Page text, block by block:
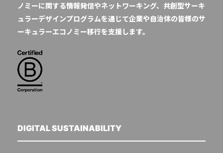
ノミーに関する情報発信やネットワーキング、共創型サーキ
ュラーデザインプログラムを通じて企業や自治体の皆様のサ
ーキュラーエコノミー移行を支援します。
DIGITAL SUSTAINABILITY